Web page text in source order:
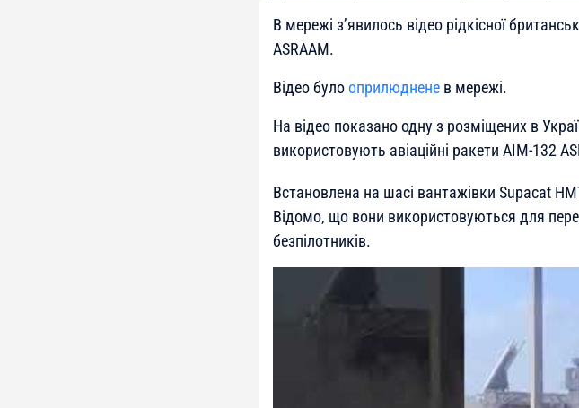
В мережі з’явилось відео рідкісної
ASRAAM.
Відео булооприлюднене в мережі.
На відео показано одну з розміщених в
використовують авіаційні ракети AIM-132
Встановлена на шасі вантажівки Supacat
Відомо, що вони використовуються для
безпілотників.